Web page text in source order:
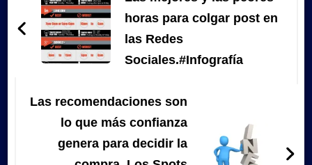
entradas
horas para colgar post en
las Redes
Sociales.#Infografía
Las recomendaciones son
lo que más confianza
genera para decidir la